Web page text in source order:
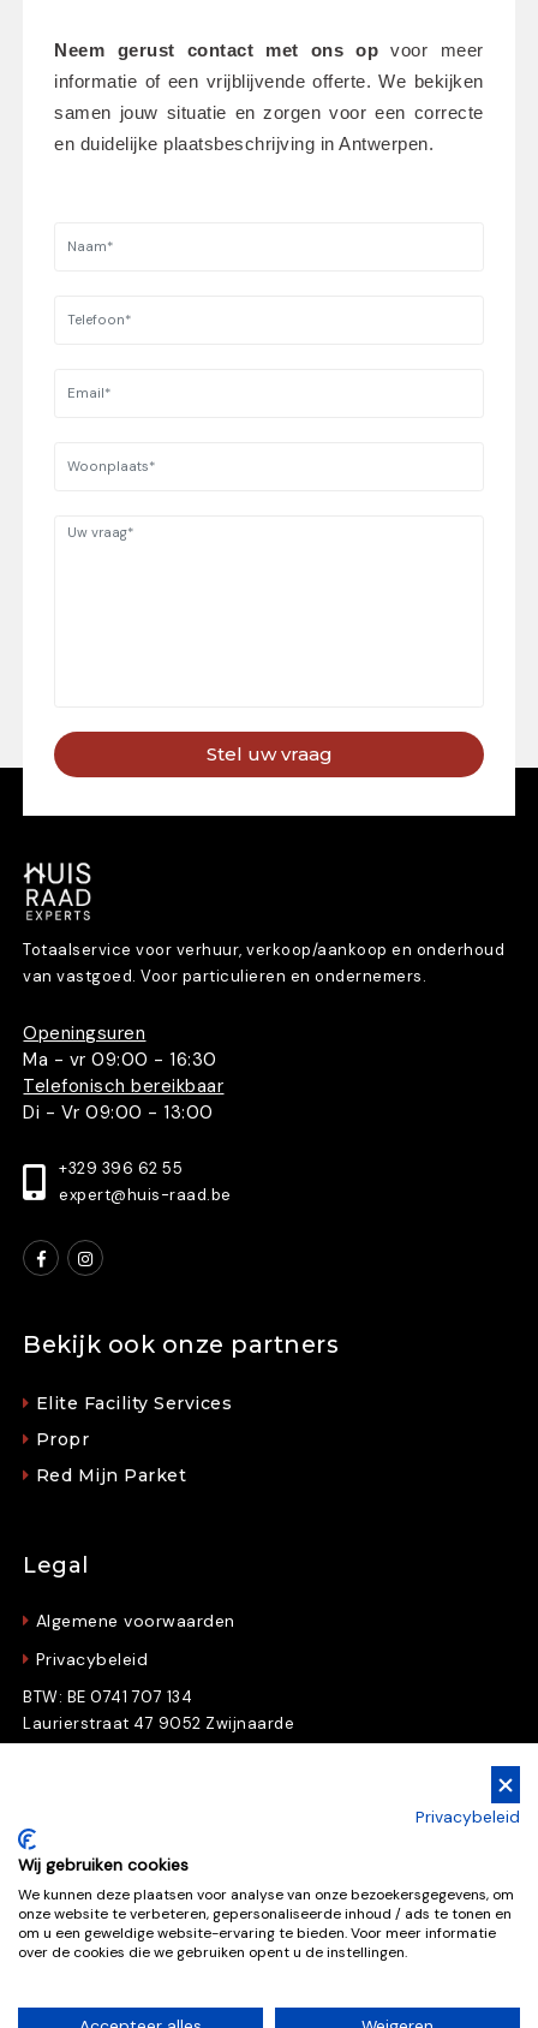
Neem gerust contact met ons op voor meer
informatie of een vrijblijvende offerte. We bekijken
samen jouw situatie en zorgen voor een correcte
en duidelijke plaatsbeschrijving in Antwerpen.
Stel uw vraag
Totaalservice voor verhuur, verkoop/aankoop en onderhoud
van vastgoed. Voor particulieren en ondernemers.
Openingsuren
Ma - vr 09:00 - 16:30
Telefonisch bereikbaar
Di - Vr 09:00 - 13:00
+329 396 62 55
expert@huis-raad.be
Bekijk ook onze partners
Elite Facility Services
Propr
Red Mijn Parket
Legal
Algemene voorwaarden
Privacybeleid
BTW: BE 0741 707 134
Laurierstraat 47 9052 Zwijnaarde
Download nu gratis e-books en whitepapers
Gratis downloads
Privacybeleid
Wij gebruiken cookies
We kunnen deze plaatsen voor analyse van onze bezoekersgegevens, om
onze website te verbeteren, gepersonaliseerde inhoud / ads te tonen en
om u een geweldige website-ervaring te bieden. Voor meer informatie
over de cookies die we gebruiken opent u de instellingen.